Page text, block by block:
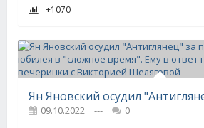
+1070
09.10.2022 ---
0